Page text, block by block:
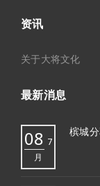
资讯
关于大将文化
最新消息
08 7
月
槟城